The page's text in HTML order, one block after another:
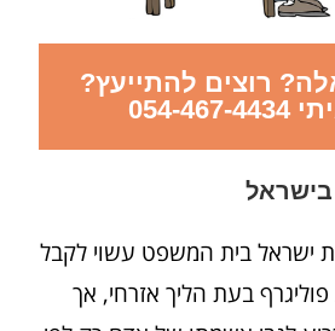
רוצים להתייעץ?
4434
בישראל
ישראל בית המשפט עשוי לקבל
בעת הליך אזרחי, אך